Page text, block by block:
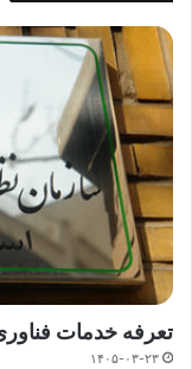
تعرفه خدمات فناوری
۱۴۰۵-۰۳-۲۳